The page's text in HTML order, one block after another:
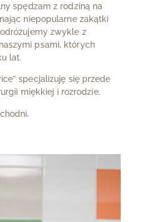
spędzam z rodziną na
niepopularne zakątki
zwykle z
psami, których
lat.
specjalizuję się przede
miękkiej i rozrodzie.